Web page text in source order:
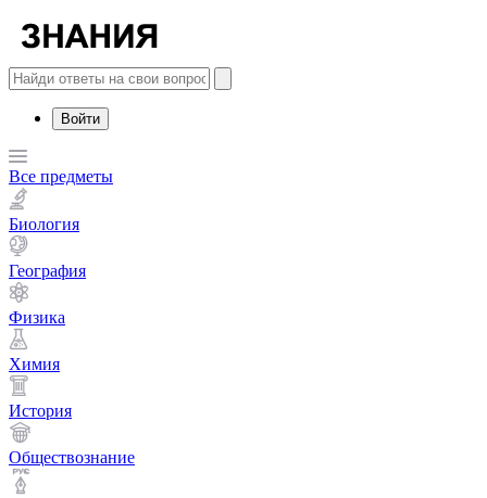
Войти
Все предметы
Биология
География
Физика
Химия
История
Обществознание